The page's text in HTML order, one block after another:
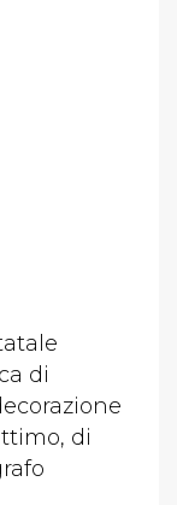
di
di